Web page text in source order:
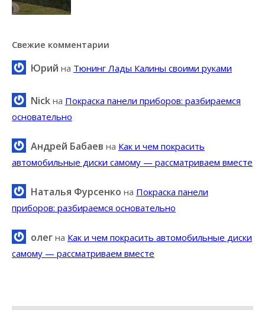
Свежие комментарии
Юрий на Тюнинг Лады Калины своими руками
Nick на Покраска панели приборов: разбираемся
основательно
Андрей Бабаев на Как и чем покрасить
автомобильные диски самому — рассматриваем вместе
Наталья Фурсенко на Покраска панели
приборов: разбираемся основательно
олег на Как и чем покрасить автомобильные диски
самому — рассматриваем вместе